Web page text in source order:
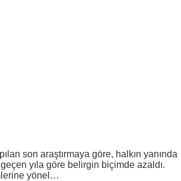
son araştırmaya göre, halkın yanında
geçen yıla göre belirgin biçimde azaldı.
yönel…